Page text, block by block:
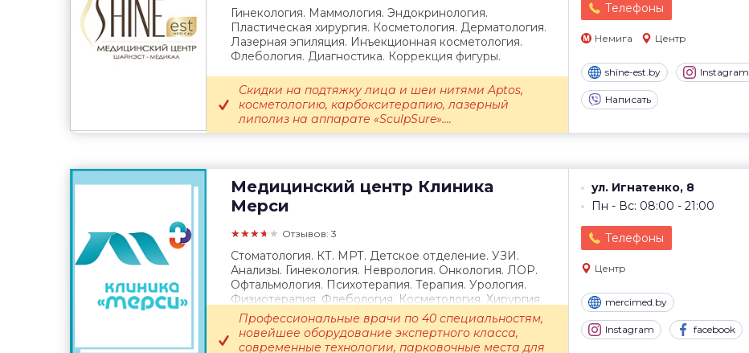
Телефоны
Немига Центр
shine-est.by Instagram
Написать
Гинекология. Маммология. Эндокринология.
Пластическая хирургия. Косметология. Дерматология.
Лазерная эпиляция. Инъекционная косметология.
Флебология. Диагностика. Коррекция фигуры.
Скидки на подтяжку лица и шеи нитями Aptos,
косметологию, карбокситерапию, лазерный
липолиз на аппарате «SculpSure»....
Медицинский центр Клиника
Мерси
★★★★★ Отзывов: 3
ул. Игнатенко, 8
Пн - Вс: 08:00 - 21:00
Телефоны
Центр
mercimed.by
Instagram facebook
Стоматология. КТ. МРТ. Детское отделение. УЗИ.
Анализы. Гинекология. Неврология. Онкология. ЛОР.
Офтальмология. Психотерапия. Терапия. Урология.
Физиотерапия. Флебология. Косметология. Хирургия.
Выезд врача...
Профессиональные врачи по 40 специальностям,
новейшее оборудование экспертного класса,
современные технологии, парковочные места для